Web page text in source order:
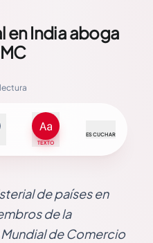
en India aboga
TEXTO
ESCUCHAR
de países en
de la
de Comercio